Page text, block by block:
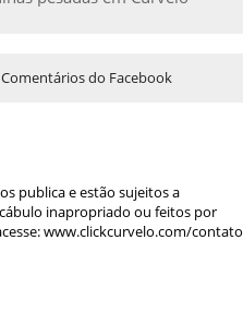
Comentários do Facebook
publica e estão sujeitos a
inapropriado ou feitos por
www.clickcurvelo.com/contato